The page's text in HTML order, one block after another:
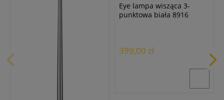
Eye lampa wisząca 3-
punktowa biała 8916
399,00 zł